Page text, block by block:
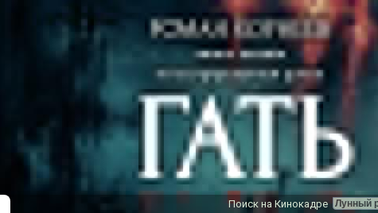
Поиск на Кинокадре